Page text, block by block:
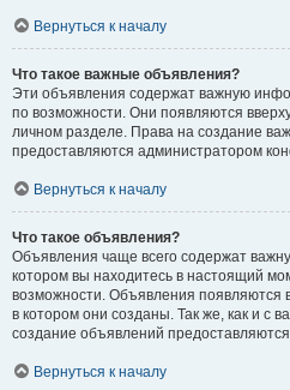
Вернуться к началу
Что такое важные объявления?
Эти объявления содержат важную
по возможности. Они появляются
личном разделе. Права на создание
предоставляются администратором
Вернуться к началу
Что такое объявления?
Объявления чаще всего содержат
котором вы находитесь в настоящий
возможности. Объявления появляются
в котором они созданы. Так же, как и с
создание объявлений
Вернуться к началу